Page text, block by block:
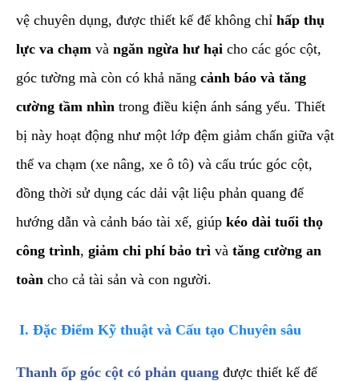
vệ chuyên dụng, được thiết kế để không chỉ hấp thụ
lực va chạm và ngăn ngừa hư hại cho các góc cột,
góc tường mà còn có khả năng cảnh báo và tăng
cường tầm nhìn trong điều kiện ánh sáng yếu. Thiết
bị này hoạt động như một lớp đệm giảm chấn giữa vật
thể va chạm (xe nâng, xe ô tô) và cấu trúc góc cột,
đồng thời sử dụng các dải vật liệu phản quang để
hướng dẫn và cảnh báo tài xế, giúp kéo dài tuổi thọ
công trình, giảm chi phí bảo trì và tăng cường an
toàn cho cả tài sản và con người.
​I. Đặc Điểm Kỹ thuật và Cấu tạo Chuyên sâu
​Thanh ốp góc cột có phản quang được thiết kế để